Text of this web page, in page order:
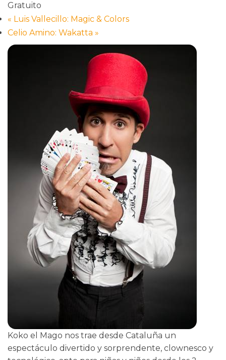
Gratuito
« Luis Vallecillo: Magic & Colors
Celio Amino: Wakatta »
Koko el Mago nos trae desde Cataluña un
espectáculo divertido y sorprendente, clownesco y